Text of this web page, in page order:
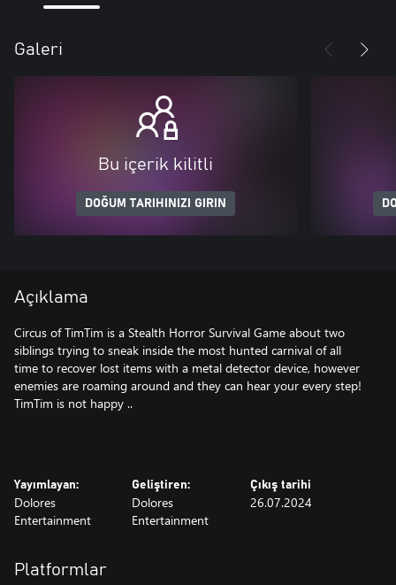
Galeri
Bu içerik kilitli
DOĞUM TARIHINIZI GIRIN
Açıklama
Circus of TimTim is a Stealth Horror Survival Game about two
siblings trying to sneak inside the most hunted carnival of all
time to recover lost items with a metal detector device, however
enemies are roaming around and they can hear your every step!
TimTim is not happy ..
Yayımlayan:
Dolores
Entertainment
Geliştiren:
Dolores
Entertainment
Çıkış tarihi
26.07.2024
Platformlar